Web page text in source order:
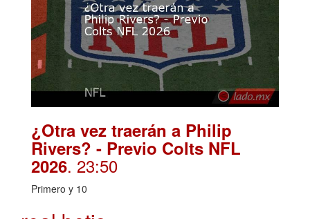
¿Otra vez traerán a Philip
Rivers? - Previo Colts NFL
2026. 23:50
Primero y 10